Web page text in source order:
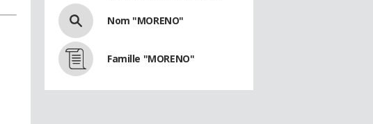
Nom "MORENO"
Famille "MORENO"